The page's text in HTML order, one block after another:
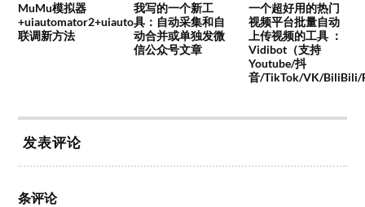
MuMu模拟器
+uiautomator2+uiauto
联调新方法
我写的一个新工
具：自动采集和自
动合并或单独发微
信公众号文章
一个超好用的热门
视频平台批量自动
上传视频的工具 ：
Vidibot（支持
Youtube/抖
音/TikTok/VK/BiliBili/
发表评论
条评论